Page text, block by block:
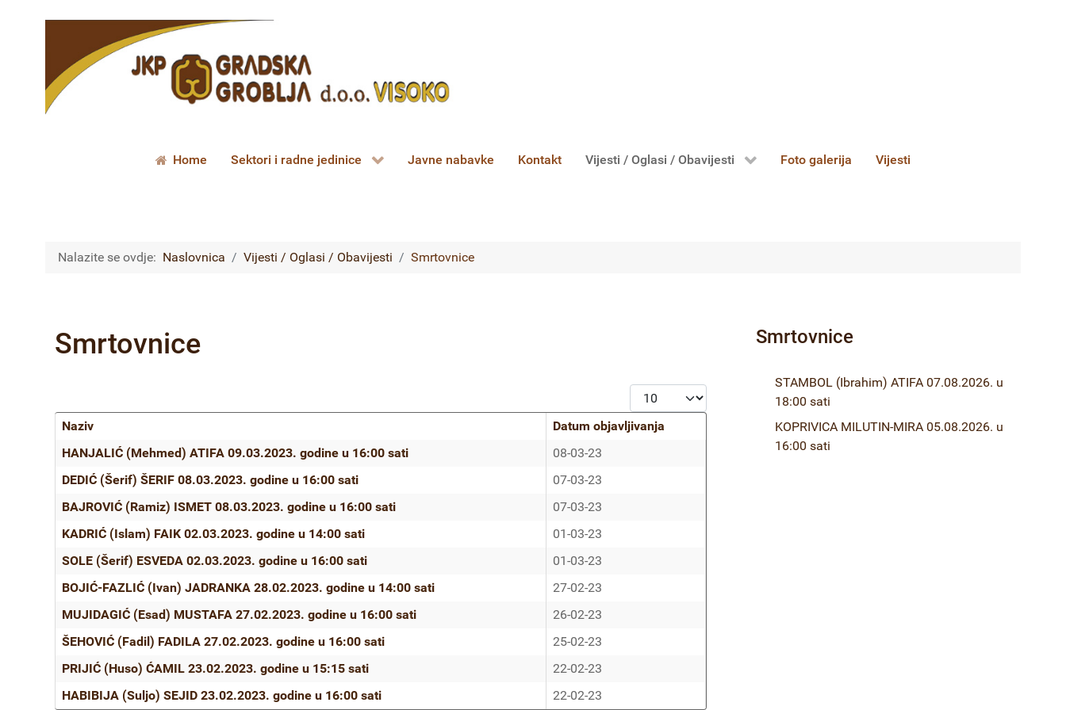
Home Sektori i radne jedinice Javne nabavke Kontakt Vijesti / Oglasi / Obavijesti Foto galerija Vijesti
Nalazite se ovdje: Naslovnica Vijesti / Oglasi / Obavijesti Smrtovnice
Smrtovnice
Prikaz #
Članci
Naziv
Datum objavljivanja
HANJALIĆ (Mehmed) ATIFA 09.03.2023. godine u 16:00 sati
08-03-23
DEDIĆ (Šerif) ŠERIF 08.03.2023. godine u 16:00 sati
07-03-23
BAJROVIĆ (Ramiz) ISMET 08.03.2023. godine u 16:00 sati
07-03-23
KADRIĆ (Islam) FAIK 02.03.2023. godine u 14:00 sati
01-03-23
SOLE (Šerif) ESVEDA 02.03.2023. godine u 16:00 sati
01-03-23
BOJIĆ-FAZLIĆ (Ivan) JADRANKA 28.02.2023. godine u 14:00 sati
27-02-23
MUJIDAGIĆ (Esad) MUSTAFA 27.02.2023. godine u 16:00 sati
26-02-23
ŠEHOVIĆ (Fadil) FADILA 27.02.2023. godine u 16:00 sati
25-02-23
PRIJIĆ (Huso) ĆAMIL 23.02.2023. godine u 15:15 sati
22-02-23
HABIBIJA (Suljo) SEJID 23.02.2023. godine u 16:00 sati
22-02-23
Smrtovnice
STAMBOL (Ibrahim) ATIFA 07.08.2026. u
18:00 sati
KOPRIVICA MILUTIN-MIRA 05.08.2026. u
16:00 sati